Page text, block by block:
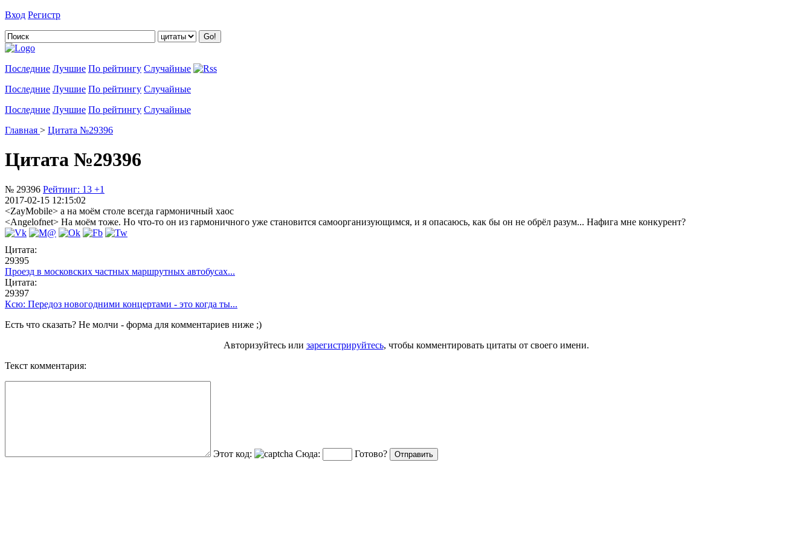
Вход Регистр
Последние Лучшие По рейтингу Случайные
Последние Лучшие По рейтингу Случайные
Последние Лучшие По рейтингу Случайные
Главная > Цитата №29396
Цитата №29396
№ 29396 Рейтинг: 13 +1
2017-02-15 12:15:02
<ZayMobile> а на моём столе всегда гармоничный хаос
<Angelofnet> На моём тоже. Но что-то он из гармоничного уже становится самоорганизующимся, и я опасаюсь, как бы он не обрёл разум... Нафига мне конкурент?
Цитата:
29395
Проезд в московских частных маршрутных автобусах...
Цитата:
29397
Ксю: Передоз новогодними концертами - это когда ты...
Есть что сказать? Не молчи - форма для комментариев ниже ;)
Авторизуйтесь или зарегистрируйтесь, чтобы комментировать цитаты от своего имени.
Текст комментария:
Этот код: Сюда: Готово?